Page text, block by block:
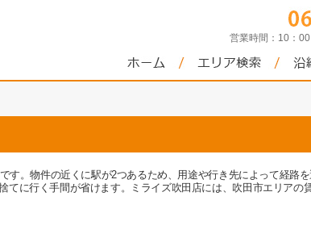
営業時間： 10：
す。物件の近くに駅が2つあるため、用途や行き先によって経路
に行く手間が省けます。ミライズ吹田店には、吹田市エリアの